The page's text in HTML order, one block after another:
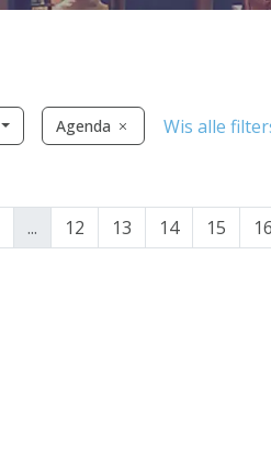
Agenda Wis alle
... 12 13 14 15 16